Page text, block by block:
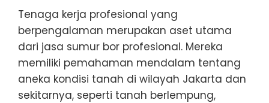
Tenaga kerja profesional yang
berpengalaman merupakan aset utama
dari jasa sumur bor profesional. Mereka
memiliki pemahaman mendalam tentang
aneka kondisi tanah di wilayah Jakarta dan
sekitarnya, seperti tanah berlempung,